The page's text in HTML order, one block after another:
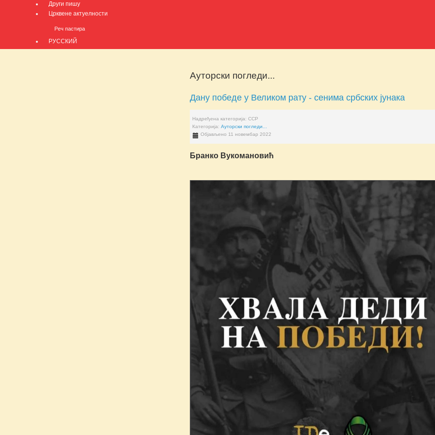
Други пишу
Црквене актуелности
Реч пастира
РУССКИЙ
Ауторски погледи...
Дану победе у Великом рату - сенима србских јунака
Надређена категорија:ССР
Категорија:Ауторски погледи...
Објављено 11 новембар 2022
Бранко Вукомановић